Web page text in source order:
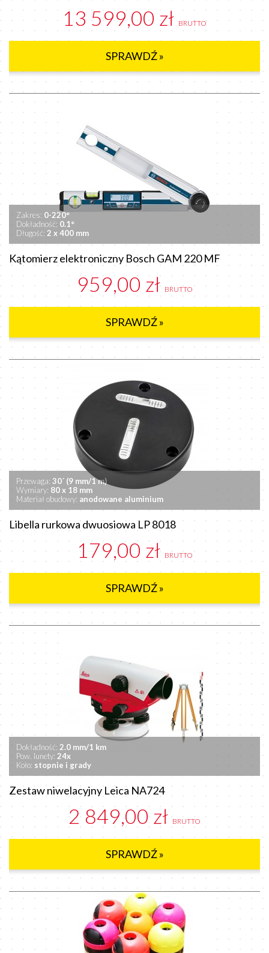
13 599,00 zł BRUTTO
SPRAWDŹ »
Zakres: 0-220°
Dokładność: 0.1°
Długość: 2 x 400 mm
Kątomierz elektroniczny Bosch GAM 220 MF
959,00 zł BRUTTO
SPRAWDŹ »
Przewaga: 30´ (9 mm/1 m)
Wymiary: 80 x 18 mm
Materiał obudowy: anodowane aluminium
Libella rurkowa dwuosiowa LP 8018
179,00 zł BRUTTO
SPRAWDŹ »
Dokładność: 2.0 mm/1 km
Pow. lunety: 24x
Koło: stopnie i grady
Zestaw niwelacyjny Leica NA724
2 849,00 zł BRUTTO
SPRAWDŹ »